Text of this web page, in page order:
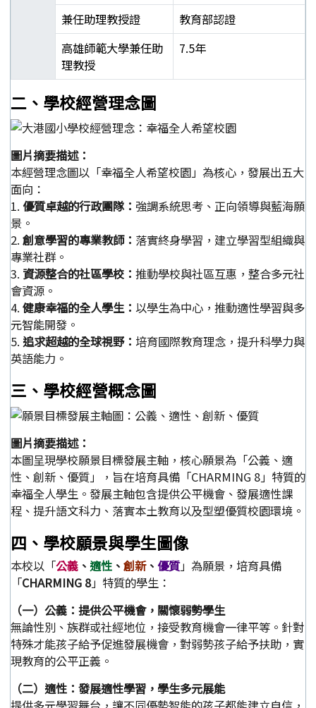
兼任助理教授證
教育部認證
高雄師範大學兼任助
理教授
7.5年
二、學校經營理念圖
圖片摘要描述：
本經營理念圖以「幸福全人希望校園」為核心，發展出五大
面向：
1. 優質卓越的行政團隊： 強調系統思考、正向領導與藍海願
景。
2. 創意學習的專業教師： 落實終身學習，建立學習型組織與
專業社群。
3. 資源整合的社區學校： 推動學校與社區互惠，整合多元社
會資源。
4. 健康幸福的全人學生： 以學生為中心，推動適性學習與多
元智能開發。
5. 追求超越的全球視野： 培育國際教育理念，提升科學力與
英語能力。
三、學校經營概念圖
圖片摘要描述：
本圖呈現學校願景目標發展主軸，核心願景為「公義、適
性、創新、優質」，旨在培育具備「CHARMING 8」特質的
幸福全人學生。發展主軸包含提供公平機會、發展適性課
程、提升語文科力、落實本土教育以及型塑優質校園環境。
四、學校願景與學生圖像
本校以「公義 、 適性 、 創新、 優質」為願景，培育具備
「CHARMING 8」特質的學生：
（一）公義：提供公平機會，關懷弱勢學生
無論性別、族群或社經地位，接受教育機會一律平等。針對
特殊才能孩子給予促進發展機會，對弱勢孩子給予扶助，實
現教育的公平正義。
（二）適性：發展適性學習，學生多元展能